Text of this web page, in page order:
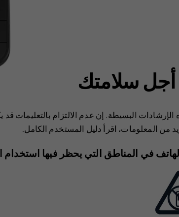
سلامتك
الإرشادات البسيطة. إن عدم الالتزام بالتعليمات
من المعلومات، اقرأ دليل المستخدم الكامل.
في المناطق التي يحظر فيها استخدام